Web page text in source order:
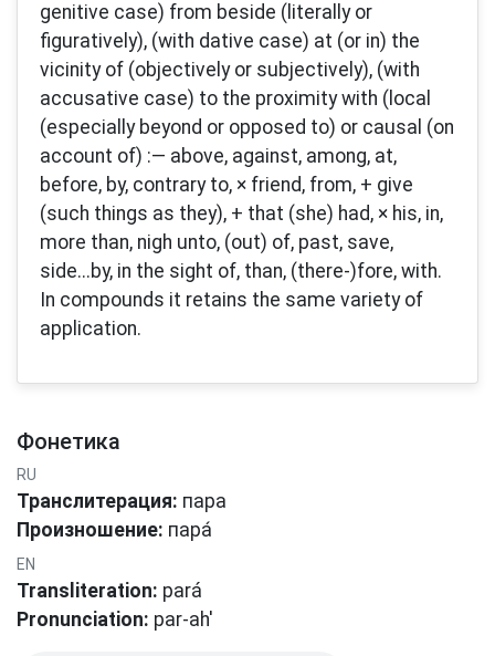
genitive case) from beside (literally or
figuratively), (with dative case) at (or in) the
vicinity of (objectively or subjectively), (with
accusative case) to the proximity with (local
(especially beyond or opposed to) or causal (on
account of) :— above, against, among, at,
before, by, contrary to, × friend, from, + give
(such things as they), + that (she) had, × his, in,
more than, nigh unto, (out) of, past, save,
side...by, in the sight of, than, (there-)fore, with.
In compounds it retains the same variety of
application.
Фонетика
RU
Транслитерация: пара
Произношение: пара́
EN
Transliteration: pará
Pronunciation: par-ah'